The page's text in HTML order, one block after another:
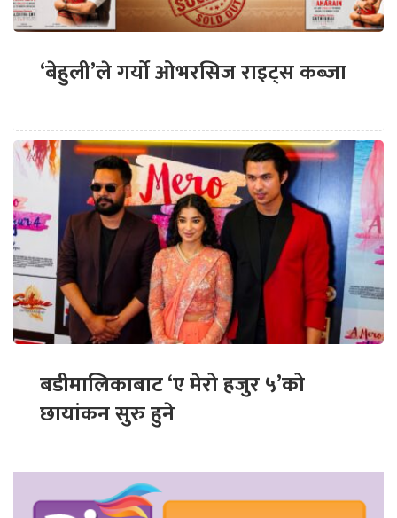
‘बेहुली’ले गर्यो ओभरसिज राइट्स कब्जा
बडीमालिकाबाट ‘ए मेरो हजुर ५’को
छायांकन सुरु हुने